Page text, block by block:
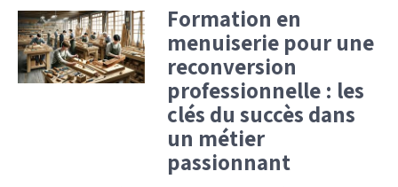
Formation en
menuiserie pour une
reconversion
professionnelle : les
clés du succès dans
un métier
passionnant